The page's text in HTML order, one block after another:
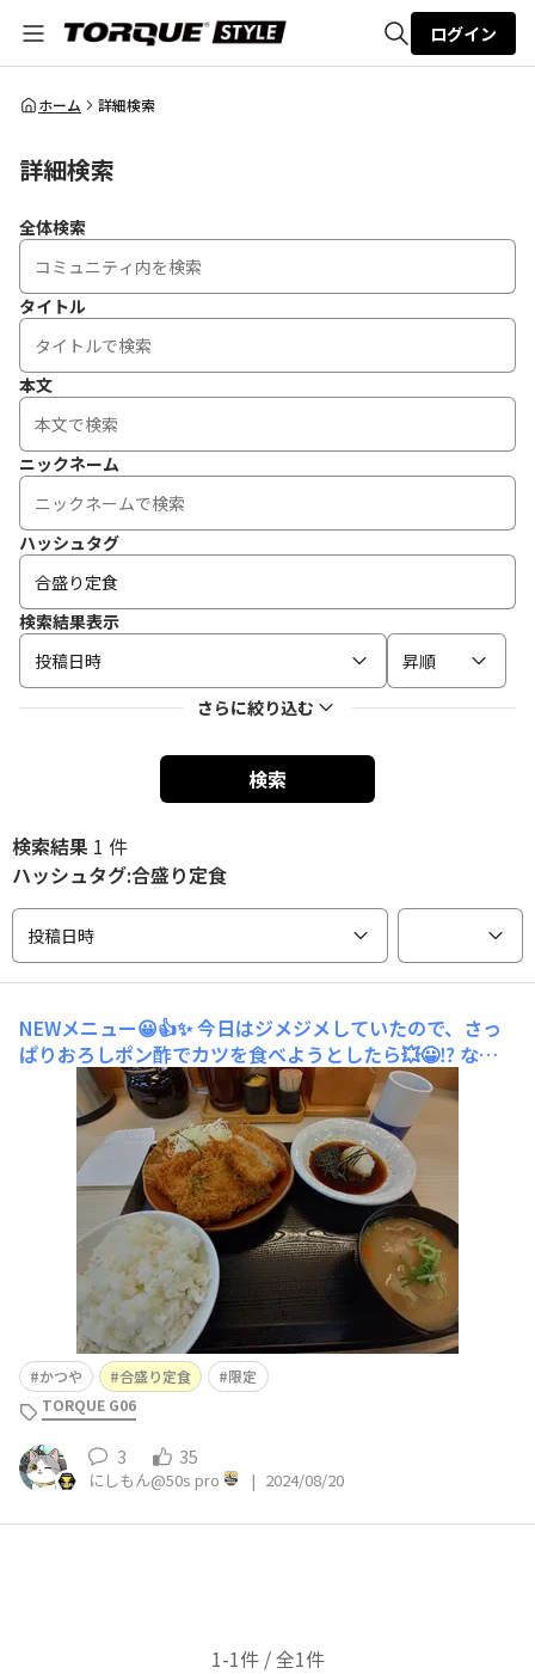
全体検索
ログイン
ホーム 詳細検索
詳細検索
全体検索
タイトル
本文
ニックネーム
ハッシュタグ
検索結果表示
投稿日時
昇順
さらに絞り込む
検索
検索結果 1 件
ハッシュタグ:合盛り定食
投稿日時
NEWメニュー😀👍✨今日はジメジメしていたので、さっ
ぱりおろしポン酢でカツを食べようとしたら💥😀⁉️ なん
と３種のカツのおろしポン酢海苔付き漬け定食なるものが
限定メニューでありました😀👍✨ 結果は、、、 美味いで
す😀👍✨ご飯が足りせん💦 アジフライはマジ熱いので最
かつや 合盛り定食
限定
TORQUE G06
3 35
にしもん@50s pro | 2024/08/20
1-1件 / 全1件